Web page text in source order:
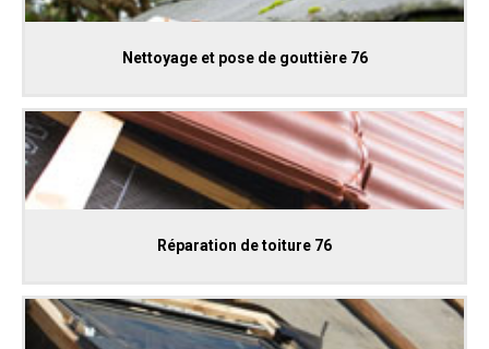
Nettoyage et pose de gouttière 76
Réparation de toiture 76